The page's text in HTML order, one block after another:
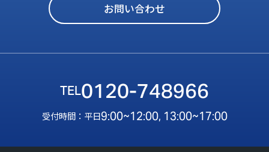
お問い合わせ
0120-748966
受付時間：平日9:00~12:00, 13:00~17:00